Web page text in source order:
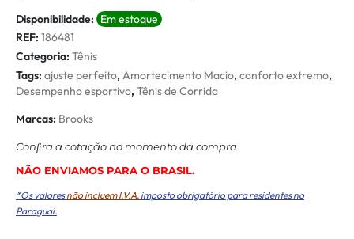
Disponibilidade: Em estoque
REF: 186481
Categoria: Tênis
Tags: ajuste perfeito,Amortecimento Macio,conforto extremo,
Desempenho esportivo,Tênis de Corrida
Marcas: Brooks
Conﬁra a cotação no momento da compra.
NÃO ENVIAMOS PARA O BRASIL.
*Os valoresnão incluem I.V.A. imposto obrigatório para residentes no
Paraguai.